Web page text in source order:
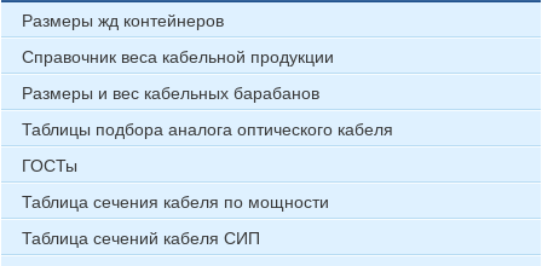
Размеры жд контейнеров
Справочник веса кабельной продукции
Размеры и вес кабельных барабанов
Таблицы подбора аналога оптического кабеля
ГОСТы
Таблица сечения кабеля по мощности
Таблица сечений кабеля СИП